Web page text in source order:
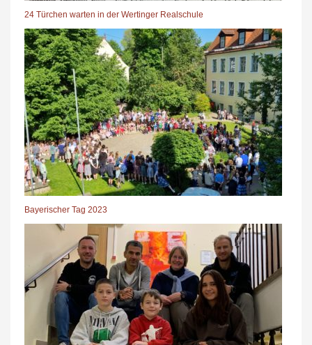
24 Türchen warten in der Wertinger Realschule
Bayerischer Tag 2023